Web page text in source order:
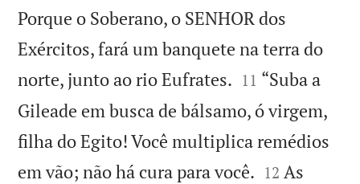
Porque o Soberano, o SENHOR dos
Exércitos, fará um banquete na terra do
norte, junto ao rio Eufrates. 

11 “Suba a
Gileade em busca de bálsamo, ó virgem,
filha do Egito! Você multiplica remédios
em vão; não há cura para você. 

12 As